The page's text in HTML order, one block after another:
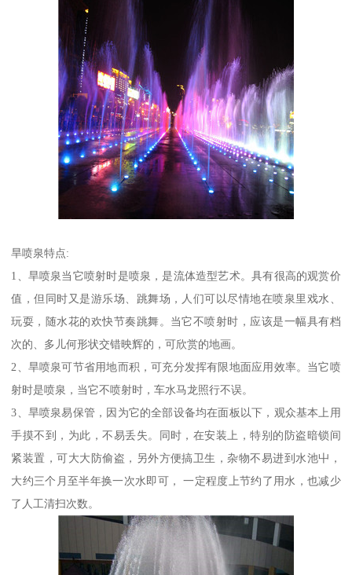
旱喷泉特点:
1、旱喷泉当它喷射时是喷泉，是流体造型艺术。具有很高的观赏价
值，但同时又是游乐场、跳舞场，人们可以尽情地在喷泉里戏水、
玩耍，随水花的欢快节奏跳舞。当它不喷射时，应该是一幅具有档
次的、多儿何形状交错映辉的，可欣赏的地画。
2、旱喷泉可节省用地而积，可充分发挥有限地面应用效率。当它喷
射时是喷泉，当它不喷射时，车水马龙照行不误。
3、旱喷泉易保管，因为它的全部设备均在面板以下，观众基本上用
手摸不到，为此，不易丢失。同时，在安装上，特别的防盗暗锁间
紧装置，可大大防偷盗，另外方便搞卫生，杂物不易进到水池屮，
大约三个月至半年换一次水即可， 一定程度上节约了用水，也减少
了人工清扫次数。